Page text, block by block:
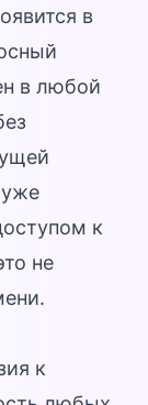
в
в любой
уже
к
не
к